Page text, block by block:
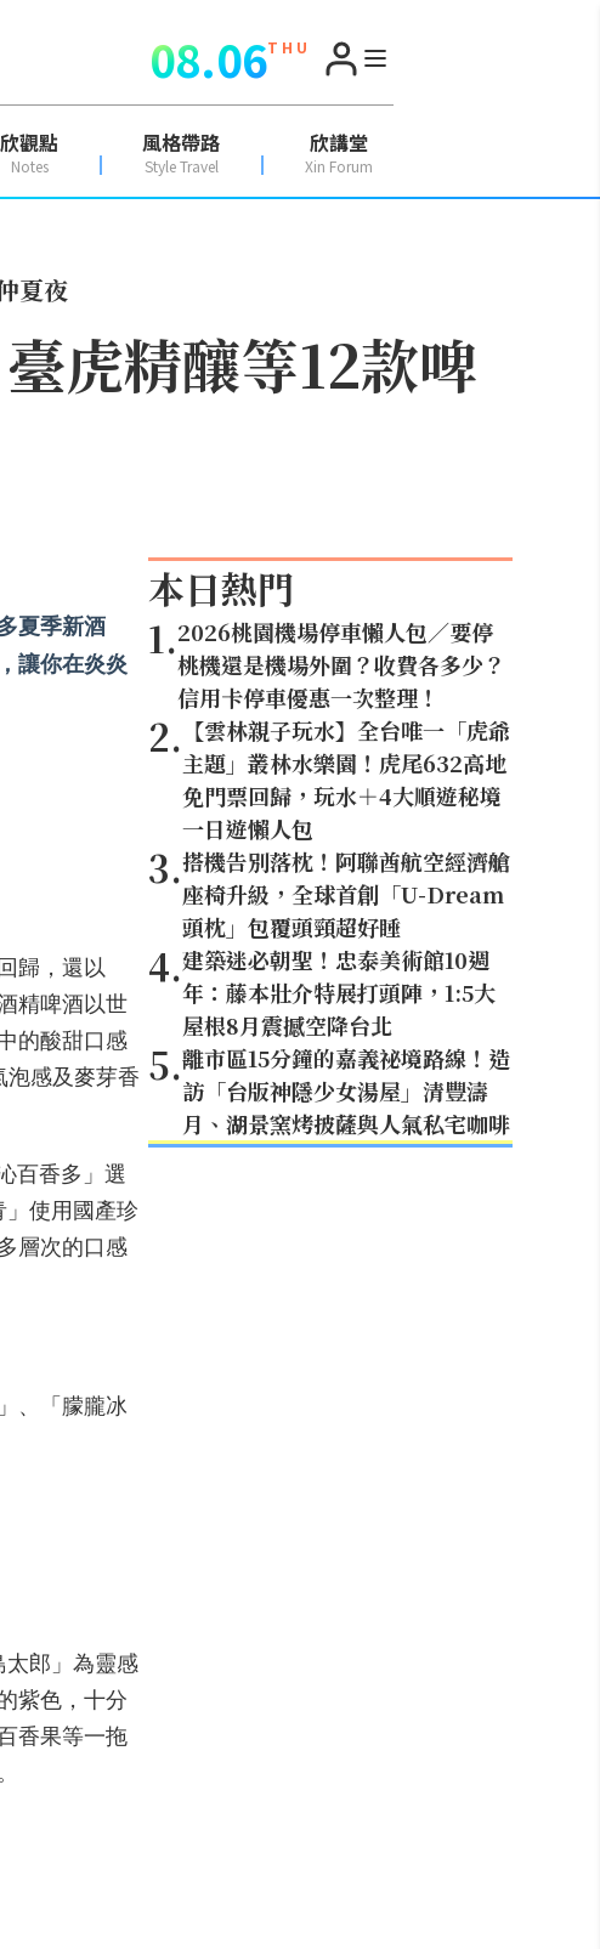
08.06T H U
欣觀點
Notes
風格帶路
Style Travel
欣講堂
Xin Forum
夏夜
虎精釀等12款啤
夏季新酒
讓你在炎炎
歸，還以
精啤酒以世
的酸甜口感
泡感及麥芽香
百香多」選
使用國產珍
層次的口感
、「朦朧冰
郎」為靈感
紫色，十分
香果等一拖
本日熱門
1.2026桃園機場停車懶人包／要停
桃機還是機場外圍？收費各多少？
信用卡停車優惠一次整理！
2. 【雲林親子玩水】全台唯一「虎爺
主題」叢林水樂園！虎尾632高地
免門票回歸，玩水＋4大順遊秘境
一日遊懶人包
3.搭機告別落枕！阿聯酋航空經濟艙
座椅升級，全球首創「U-Dream
頭枕」包覆頭頸超好睡
4.建築迷必朝聖！忠泰美術館10週
年：藤本壯介特展打頭陣，1:5大
屋根8月震撼空降台北
5.離市區15分鐘的嘉義祕境路線！造
訪「台版神隱少女湯屋」清豐濤
月、湖景窯烤披薩與人氣私宅咖啡